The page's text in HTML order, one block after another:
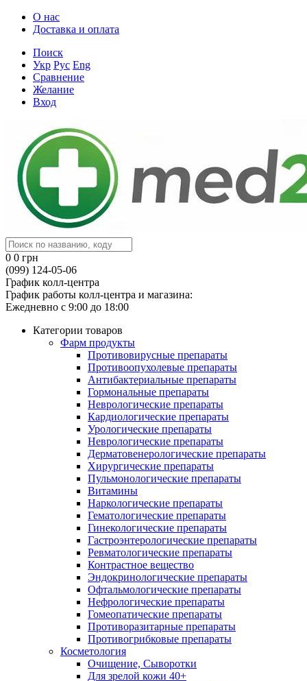
О нас
Доставка и оплата
Поиск
Укр Рус Eng
Сравнение
Желание
Вход
0 0 грн
(099) 124-05-06
График колл-центра
График работы колл-центра и магазина:
Ежедневно с 9:00 до 18:00
Категории товаров
Фарм продукты
Противовирусные препараты
Противоопухолевые препараты
Антибактериальные препараты
Гормональные препараты
Неврологические препараты
Кардиологические препараты
Урологические препараты
Неврологические препараты
Дерматовенерологические препараты
Хирургические препараты
Пульмонологические препараты
Витамины
Наркологические препараты
Гематологические препараты
Гинекологические препараты
Гастроэнтерологические препараты
Ревматологические препараты
Контрастное вещество
Эндокринологические препараты
Офтальмологические препараты
Нефрологические препараты
Гомеопатические препараты
Противоразитарные препараты
Противогрибковые препараты
Косметология
Очищение, Сыворотки
Для зрелой кожи 40+